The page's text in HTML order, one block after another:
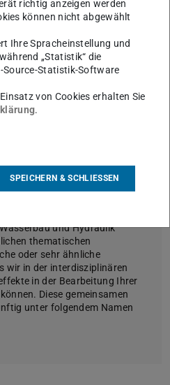
und
und Hydraulik"
thematischen
oder sehr ähnliche
wir in der interdisziplinären
in der Bearbeitung Ihrer
Diese gemeinsamen
unter folgendem Namen
richtig anzeigen werden
können nicht abgewählt
Ihre Spracheinstellung und
„Statistik“ die
Source-Statistik-Software
von Cookies erhalten Sie
.
SPEICHERN & SCHLIESSEN